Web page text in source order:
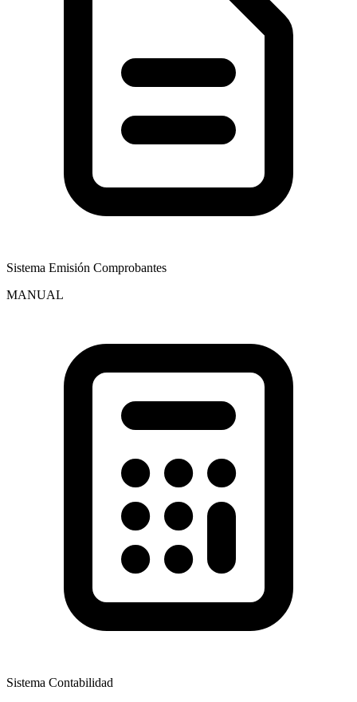
Sistema Emisión Comprobantes
MANUAL
Sistema Contabilidad